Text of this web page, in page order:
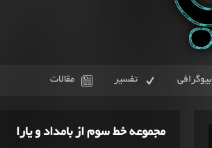
بیوگرافی تفسیر مقالات
مجموعه خط سوم از بامداد و یارا